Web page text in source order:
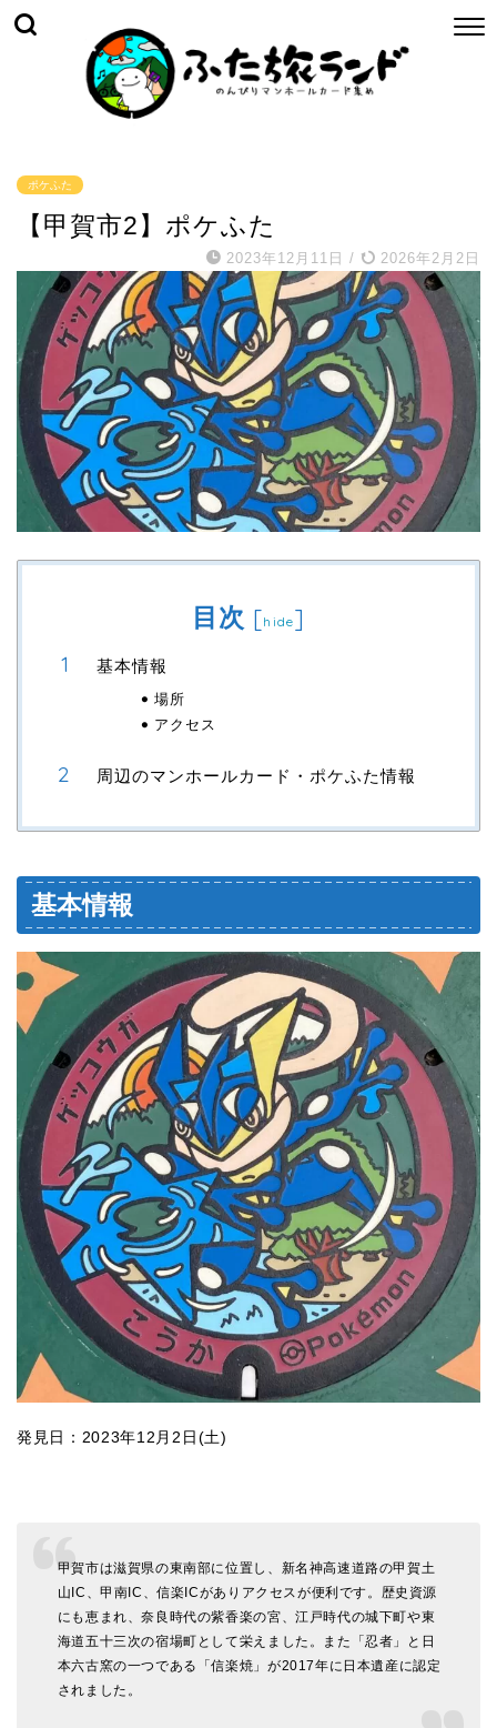
ポケふた
【甲賀市2】ポケふた
2023年12月11日 / 2026年2月2日
目次 [hide]
基本情報
場所
アクセス
周辺のマンホールカード・ポケふた情報
基本情報
発見日：2023年12月2日(土)
甲賀市は滋賀県の東南部に位置し、新名神高速道路の甲賀土
山IC、甲南IC、信楽ICがありアクセスが便利です。歴史資源
にも恵まれ、奈良時代の紫香楽の宮、江戸時代の城下町や東
海道五十三次の宿場町として栄えました。また「忍者」と日
本六古窯の一つである「信楽焼」が2017年に日本遺産に認定
されました。